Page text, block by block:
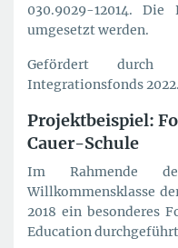
030.9029-12014. Die
umgesetzt werden.
Gefördert durch
Integrationsfonds 2022.
Projektbeispiel:
Cauer-Schule
Im Rahmende
Willkommensklasse
2018 ein besonderes
Education